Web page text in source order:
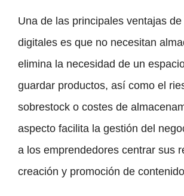
Una de las principales ventajas
digitales es que no necesitan
elimina la necesidad de un
guardar productos, así como el
sobrestock o costes de
aspecto facilita la gestión del
a los emprendedores centrar sus
creación y promoción de